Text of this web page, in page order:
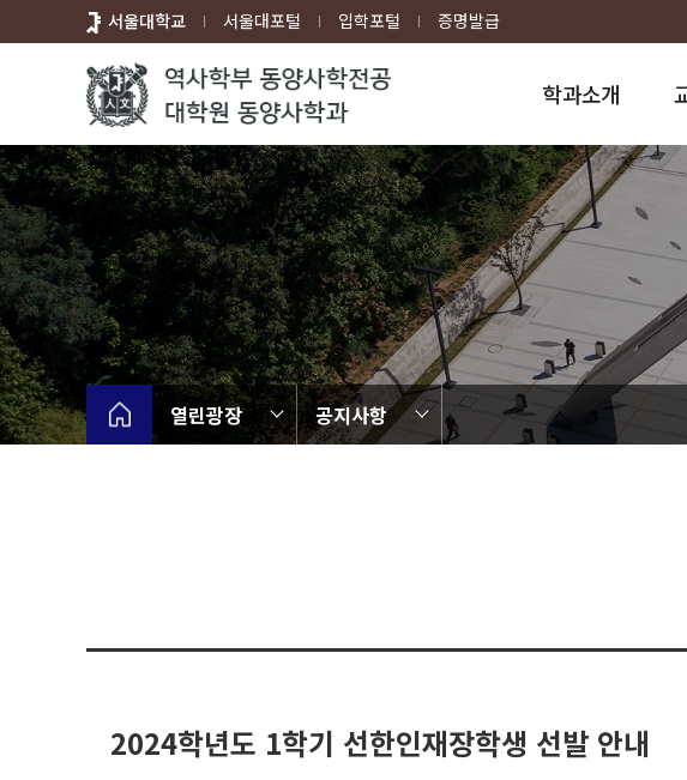
로
뉴
서울대학교 서울대포털 입학포털 증명발급
학과소개
열린광장 공지사항
2024학년도 1학기 선한인재장학생 선발 안내